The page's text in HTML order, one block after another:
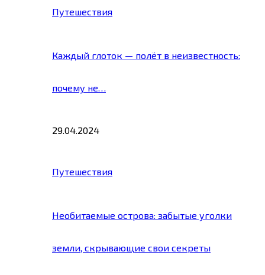
Путешествия
Каждый глоток — полёт в неизвестность:
почему не…
29.04.2024
Путешествия
Необитаемые острова: забытые уголки
земли, скрывающие свои секреты